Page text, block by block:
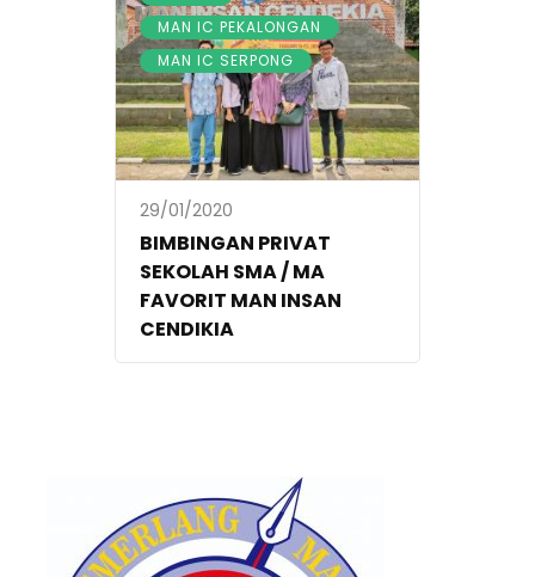
MAN IC PEKALONGAN ,
MAN IC SERPONG
29/01/2020
BIMBINGAN PRIVAT
SEKOLAH SMA / MA
FAVORIT MAN INSAN
CENDIKIA